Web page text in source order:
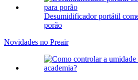
Desumidificador portátil
porão
Novidades no Preair